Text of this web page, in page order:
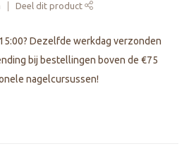
Deel dit product
Dezelfde werkdag verzonden
bij bestellingen boven de €75
nagelcursussen!